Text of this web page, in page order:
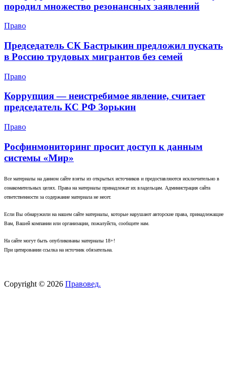
породил множество резонансных заявлений
Право
Председатель СК Бастрыкин предложил пускать
в Россию трудовых мигрантов без семей
Право
Коррупция — неистребимое явление, считает
председатель КС РФ Зорькин
Право
Росфинмониторинг просит доступ к данным
системы «Мир»
Все материалы на данном сайте взяты из открытых источников и предоставляются исключительно в
ознакомительных целях. Права на материалы принадлежат их владельцам. Администрация сайта
ответственности за содержание материала не несет.
Если Вы обнаружили на нашем сайте материалы, которые нарушают авторские права, принадлежащие
Вам, Вашей компании или организации, пожалуйста, сообщите нам.
На сайте могут быть опубликованы материалы 18+!
При цитировании ссылка на источник обязательна.
Copyright © 2026 Правовед.